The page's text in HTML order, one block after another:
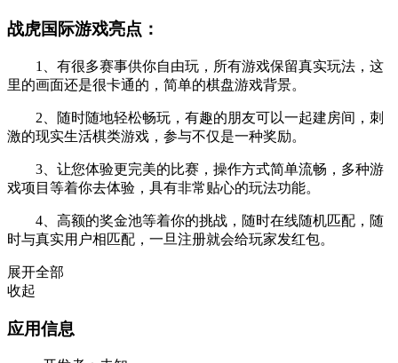
战虎国际游戏亮点：
1、有很多赛事供你自由玩，所有游戏保留真实玩法，这
里的画面还是很卡通的，简单的棋盘游戏背景。
2、随时随地轻松畅玩，有趣的朋友可以一起建房间，刺
激的现实生活棋类游戏，参与不仅是一种奖励。
3、让您体验更完美的比赛，操作方式简单流畅，多种游
戏项目等着你去体验，具有非常贴心的玩法功能。
4、高额的奖金池等着你的挑战，随时在线随机匹配，随
时与真实用户相匹配，一旦注册就会给玩家发红包。
展开全部
收起
应用信息